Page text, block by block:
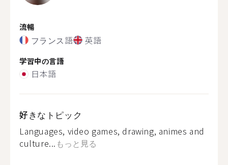
流暢
フランス語 英語
学習中の言語
日本語
好きなトピック
Languages, video games, drawing, animes and
culture... もっと見る